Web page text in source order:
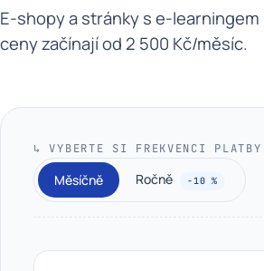
E-shopy a stránky s e-
ceny začínají od 2 500 Kč/měsíc.
↳ VYBERTE SI FREKVENCI PLATBY
Měsíčně Ročně −10 %